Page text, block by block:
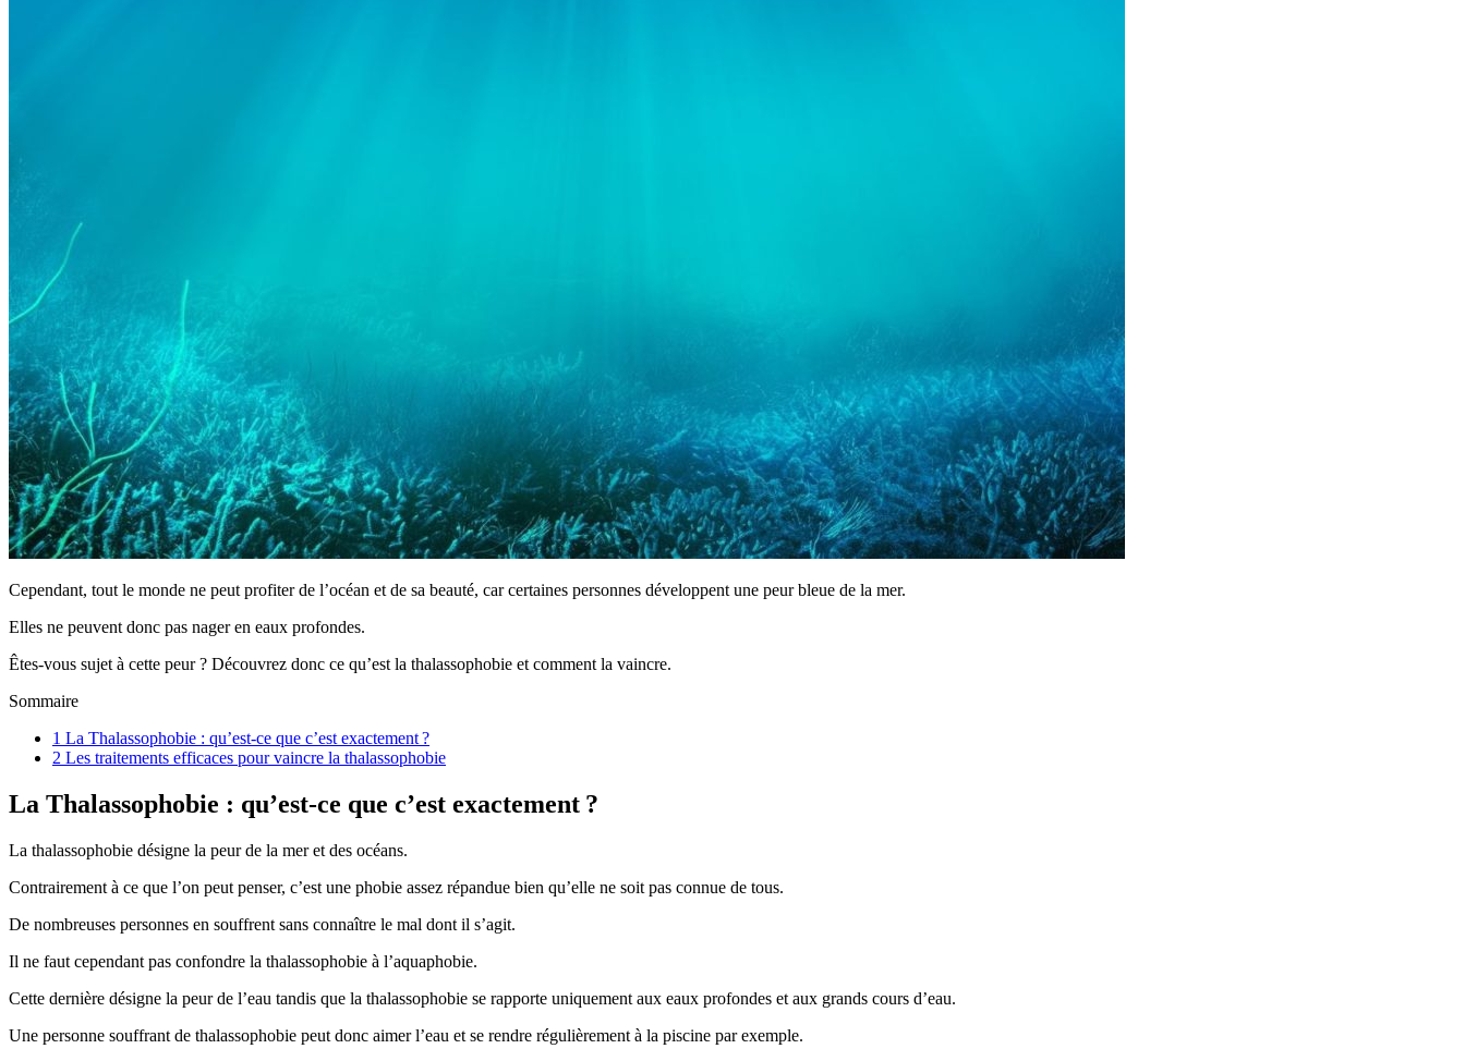
Cependant, tout le monde ne peut profiter de l’océan et de sa beauté, car certaines personnes développent une peur bleue de la mer.
Elles ne peuvent donc pas nager en eaux profondes.
Êtes-vous sujet à cette peur ? Découvrez donc ce qu’est la thalassophobie et comment la vaincre.
Sommaire
1 La Thalassophobie : qu’est-ce que c’est exactement ?
2 Les traitements efficaces pour vaincre la thalassophobie
La Thalassophobie : qu’est-ce que c’est exactement ?
La thalassophobie désigne la peur de la mer et des océans.
Contrairement à ce que l’on peut penser, c’est une phobie assez répandue bien qu’elle ne soit pas connue de tous.
De nombreuses personnes en souffrent sans connaître le mal dont il s’agit.
Il ne faut cependant pas confondre la thalassophobie à l’aquaphobie.
Cette dernière désigne la peur de l’eau tandis que la thalassophobie se rapporte uniquement aux eaux profondes et aux grands cours d’eau.
Une personne souffrant de thalassophobie peut donc aimer l’eau et se rendre régulièrement à la piscine par exemple.